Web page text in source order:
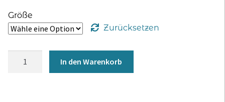
Größe
Zurücksetzen
Hoodie
In den Warenkorb